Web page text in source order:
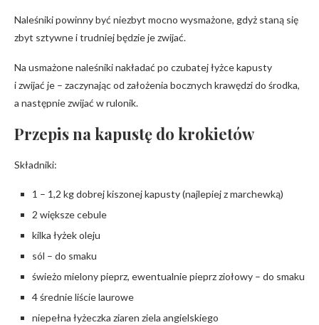
Naleśniki powinny być niezbyt mocno wysmażone, gdyż staną się
zbyt sztywne i trudniej będzie je zwijać.
Na usmażone naleśniki nakładać po czubatej łyżce kapusty
i zwijać je – zaczynając od założenia bocznych krawędzi do środka,
a następnie zwijać w rulonik.
Przepis na kapustę do krokietów
Składniki:
1 – 1,2 kg dobrej kiszonej kapusty (najlepiej z marchewką)
2 większe cebule
kilka łyżek oleju
sól – do smaku
świeżo mielony pieprz, ewentualnie pieprz ziołowy – do smaku
4 średnie liście laurowe
niepełna łyżeczka ziaren ziela angielskiego